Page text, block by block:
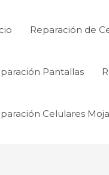
Reparación de
Pantallas
Celulares